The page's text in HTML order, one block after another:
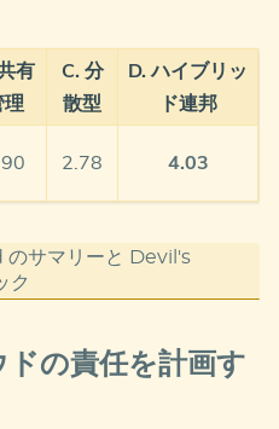
対象として最終フェー
バック（計 11 件：
3 / Low 1）
以下の指摘でした。
比率の合計が 110%
部矛盾を起こしてい
有
理
C. 分
散型
D. ハイブリッ
ド連邦
2.78 4.03
サマリーと Devil's
ク
ムチームが共通基盤・ガー
の責任を計画す